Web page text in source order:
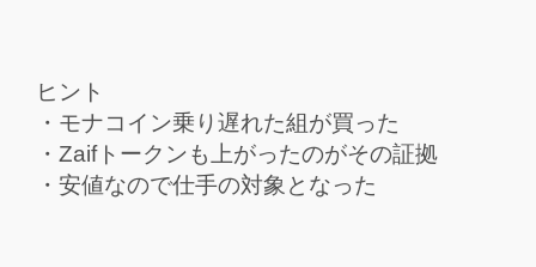
ヒント
・モナコイン乗り遅れた組が買った
・Zaifトークンも上がったのがその証拠
・安値なので仕手の対象となった